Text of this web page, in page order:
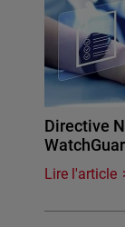
Directive
Lire l'article